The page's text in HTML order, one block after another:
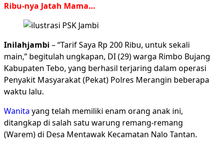
Ribu-nya Jatah Mama…
Inilahjambi – “Tarif Saya Rp 200 Ribu, untuk sekali
main,” begitulah ungkapan, DI (29) warga Rimbo Bujang
Kabupaten Tebo, yang berhasil terjaring dalam operasi
Penyakit Masyarakat (Pekat) Polres Merangin beberapa
waktu lalu.
Wanita yang telah memiliki enam orang anak ini,
ditangkap di salah satu warung remang-remang
(Warem) di Desa Mentawak Kecamatan Nalo Tantan.